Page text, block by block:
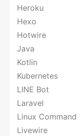
Heroku
Hexo
Hotwire
Java
Kotlin
Kubernetes
LINE Bot
Laravel
Linux Command
Livewire